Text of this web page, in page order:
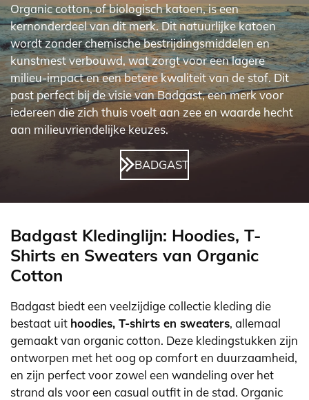
Organic cotton, of biologisch katoen, is een
kernonderdeel van dit merk. Dit natuurlijke katoen
wordt zonder chemische bestrijdingsmiddelen en
kunstmest verbouwd, wat zorgt voor een lagere
milieu-impact en een betere kwaliteit van de stof. Dit
past perfect bij de visie van Badgast, een merk voor
iedereen die zich thuis voelt aan zee en waarde hecht
aan milieuvriendelijke keuzes.
BADGAST
Badgast Kledinglijn: Hoodies, T-
Shirts en Sweaters van Organic
Cotton
Badgast biedt een veelzijdige collectie kleding die
bestaat uit hoodies, T-shirts en sweaters, allemaal
gemaakt van organic cotton. Deze kledingstukken zijn
ontworpen met het oog op comfort en duurzaamheid,
en zijn perfect voor zowel een wandeling over het
strand als voor een casual outfit in de stad. Organic